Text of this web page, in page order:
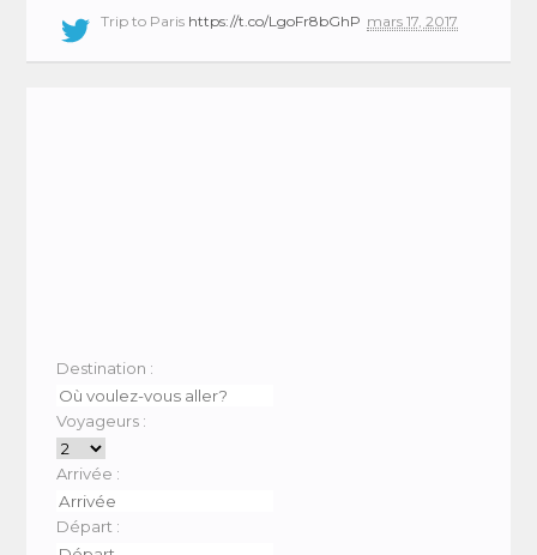
Trip to Paris https://t.co/LgoFr8bGhP mars 17, 2017
Destination :
Voyageurs :
Arrivée :
Départ :